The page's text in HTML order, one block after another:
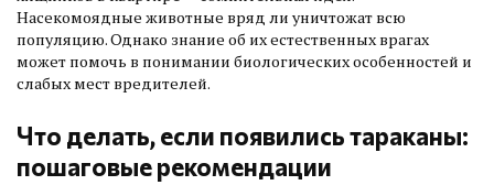
Насекомоядные животные вряд ли уничтожат всю
популяцию. Однако знание об их естественных врагах
может помочь в понимании биологических особенностей и
слабых мест вредителей.
Что делать, если появились тараканы:
пошаговые рекомендации